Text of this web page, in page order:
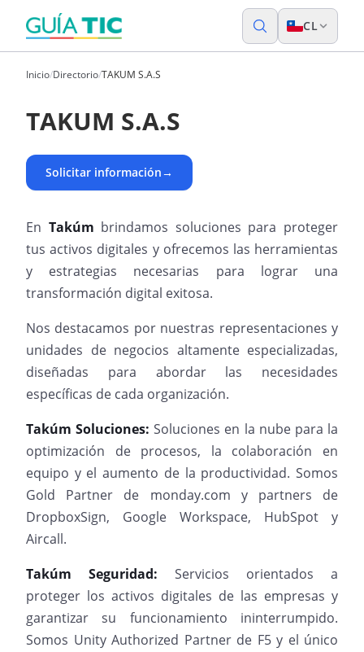
CL
Inicio/Directorio/TAKUM S.A.S
TAKUM S.A.S
Solicitar información→
En Takúm brindamos soluciones para proteger
tus activos digitales y ofrecemos las herramientas
y estrategias necesarias para lograr una
transformación digital exitosa.
Nos destacamos por nuestras representaciones y
unidades de negocios altamente especializadas,
diseñadas para abordar las necesidades
específicas de cada organización.
Takúm Soluciones: Soluciones en la nube para la
optimización de procesos, la colaboración en
equipo y el aumento de la productividad. Somos
Gold Partner de monday.com y partners de
DropboxSign, Google Workspace, HubSpot y
Aircall.
Takúm Seguridad: Servicios orientados a
proteger los activos digitales de las empresas y
garantizar su funcionamiento ininterrumpido.
Somos Unity Authorized Partner de F5 y el único